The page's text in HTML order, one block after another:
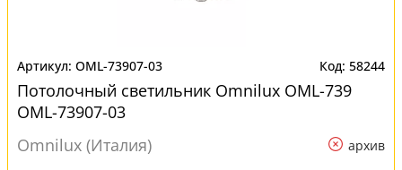
OML-73907-03 58244
Потолочный светильник Omnilux OML-739
OML-73907-03
Omnilux (Италия)
архив